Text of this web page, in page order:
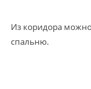
Из коридора
спальню.